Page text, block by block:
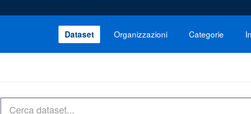
Dataset Organizzazioni Categorie